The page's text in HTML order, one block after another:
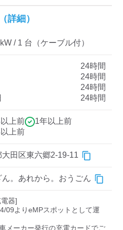
日産ディーラーを表示
急速-44kW-以上
詳細）
kW / 1 台 （ケーブル付）
24時間
24時間
24時間
24時間
上前
1年以上前
上前
大田区東六郷2-19-11
ん。あれから。おうごん
器]
09よりeMPスポットとして運
メーカー発行の充電カードでご